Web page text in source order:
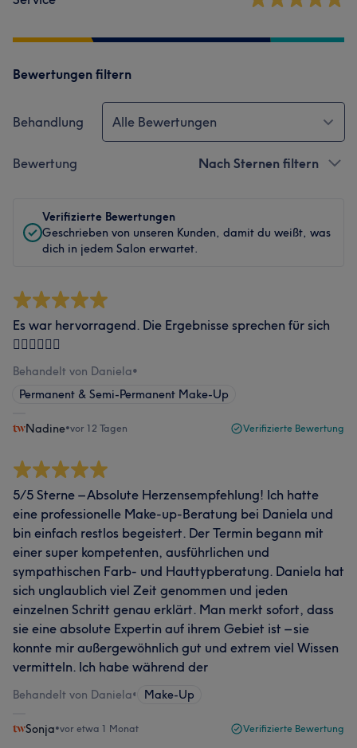
Bewertungen filtern
Behandlung Alle Bewertungen
Bewertung Nach Sternen filtern
Verifizierte Bewertungen
Geschrieben von unseren Kunden, damit du weißt, was
dich in jedem Salon erwartet.
Es war hervorragend. Die Ergebnisse sprechen für sich
👍🏼👍🏼👍🏼
Behandelt von Daniela•
Permanent & Semi-Permanent Make-Up
Nadine•vor 12 Tagen Verifizierte Bewertung
5/5 Sterne – Absolute Herzensempfehlung! Ich hatte
eine professionelle Make-up-Beratung bei Daniela und
bin einfach restlos begeistert. Der Termin begann mit
einer super kompetenten, ausführlichen und
sympathischen Farb- und Hauttypberatung. Daniela hat
sich unglaublich viel Zeit genommen und jeden
einzelnen Schritt genau erklärt. Man merkt sofort, dass
sie eine absolute Expertin auf ihrem Gebiet ist – sie
konnte mir außergewöhnlich gut und extrem viel Wissen
vermitteln. Ich habe während der
Behandelt von Daniela• Make-Up
Sonja•vor etwa 1 Monat Verifizierte Bewertung